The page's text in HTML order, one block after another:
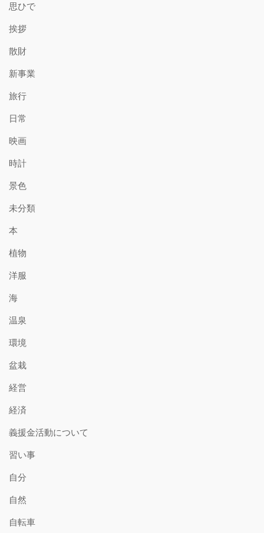
思ひで
挨拶
散財
新事業
旅行
日常
映画
時計
景色
未分類
本
植物
洋服
海
温泉
環境
盆栽
経営
経済
義援金活動について
習い事
自分
自然
自転車